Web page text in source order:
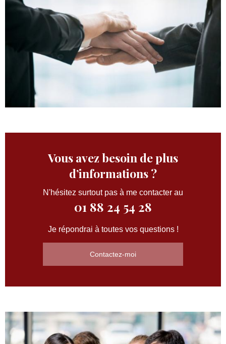
Vous avez besoin de plus
d’informations ?
N'hésitez surtout pas à me contacter au
01 88 24 54 28
Je répondrai à toutes vos questions !
Contactez-moi